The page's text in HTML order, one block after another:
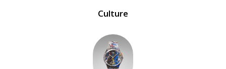
Culture